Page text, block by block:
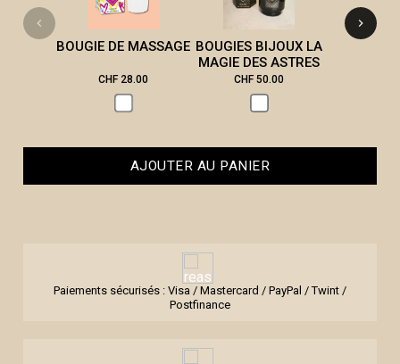
BOUGIE DE MASSAGE
CHF 28.00
BOUGIES BIJOUX LA
MAGIE DES ASTRES
CHF 50.00
AJOUTER AU PANIER
Paiements sécurisés : Visa / Mastercard / PayPal / Twint /
Postfinance